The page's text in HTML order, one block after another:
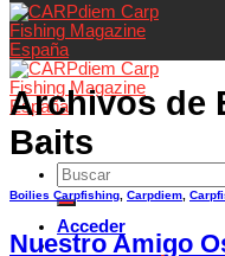
Acceder
Archivos de
Baits
Boilies Carpfishing, Carpdiem,
Nuestro Amigo